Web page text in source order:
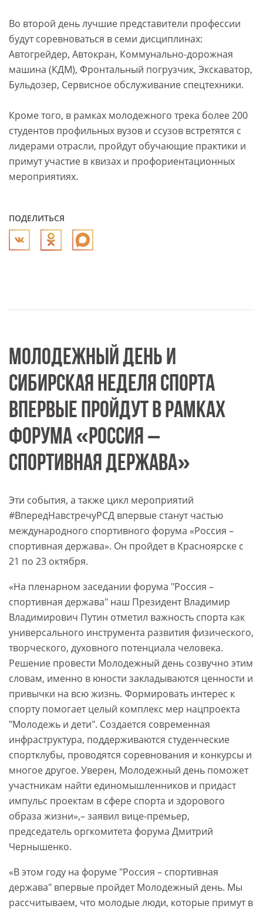
Во второй день лучшие представители профессии
будут соревноваться в семи дисциплинах:
Автогрейдер, Автокран, Коммунально-дорожная
машина (КДМ), Фронтальный погрузчик, Экскаватор,
Бульдозер, Сервисное обслуживание спецтехники.
Кроме того, в рамках молодежного трека более 200
студентов профильных вузов и ссузов встретятся с
лидерами отрасли, пройдут обучающие практики и
примут участие в квизах и профориентационных
мероприятиях.
ПОДЕЛИТЬСЯ
МОЛОДЕЖНЫЙ ДЕНЬ И
СИБИРСКАЯ НЕДЕЛЯ СПОРТА
ВПЕРВЫЕ ПРОЙДУТ В РАМКАХ
ФОРУМА «РОССИЯ –
СПОРТИВНАЯ ДЕРЖАВА»
Эти события, а также цикл мероприятий
#ВпередНавстречуРСД впервые станут частью
международного спортивного форума «Россия –
спортивная держава». Он пройдет в Красноярске с
21 по 23 октября.
«На пленарном заседании форума "Россия –
спортивная держава" наш Президент Владимир
Владимирович Путин отметил важность спорта как
универсального инструмента развития физического,
творческого, духовного потенциала человека.
Решение провести Молодежный день созвучно этим
словам, именно в юности закладываются ценности и
привычки на всю жизнь. Формировать интерес к
спорту помогает целый комплекс мер нацпроекта
"Молодежь и дети". Создается современная
инфраструктура, поддерживаются студенческие
спортклубы, проводятся соревнования и конкурсы и
многое другое. Уверен, Молодежный день поможет
участникам найти единомышленников и придаст
импульс проектам в сфере спорта и здорового
образа жизни»,– заявил вице-премьер,
председатель оргкомитета форума Дмитрий
Чернышенко.
«В этом году на форуме "Россия – спортивная
держава" впервые пройдет Молодежный день. Мы
рассчитываем, что молодые люди, которые примут в